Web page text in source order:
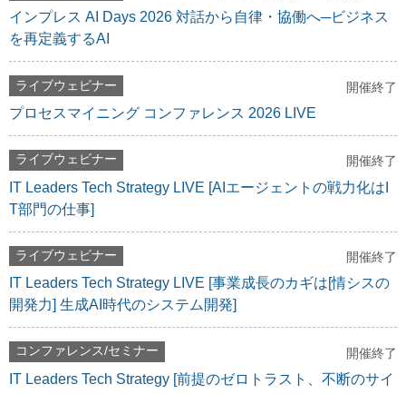
インプレス AI Days 2026 対話から自律・協働へ─ビジネス
を再定義するAI
ライブウェビナー 開催終了
プロセスマイニング コンファレンス 2026 LIVE
ライブウェビナー 開催終了
IT Leaders Tech Strategy LIVE [AIエージェントの戦力化はI
T部門の仕事]
ライブウェビナー 開催終了
IT Leaders Tech Strategy LIVE [事業成長のカギは[情シスの
開発力] 生成AI時代のシステム開発]
コンファレンス/セミナー 開催終了
IT Leaders Tech Strategy [前提のゼロトラスト、不断のサイ